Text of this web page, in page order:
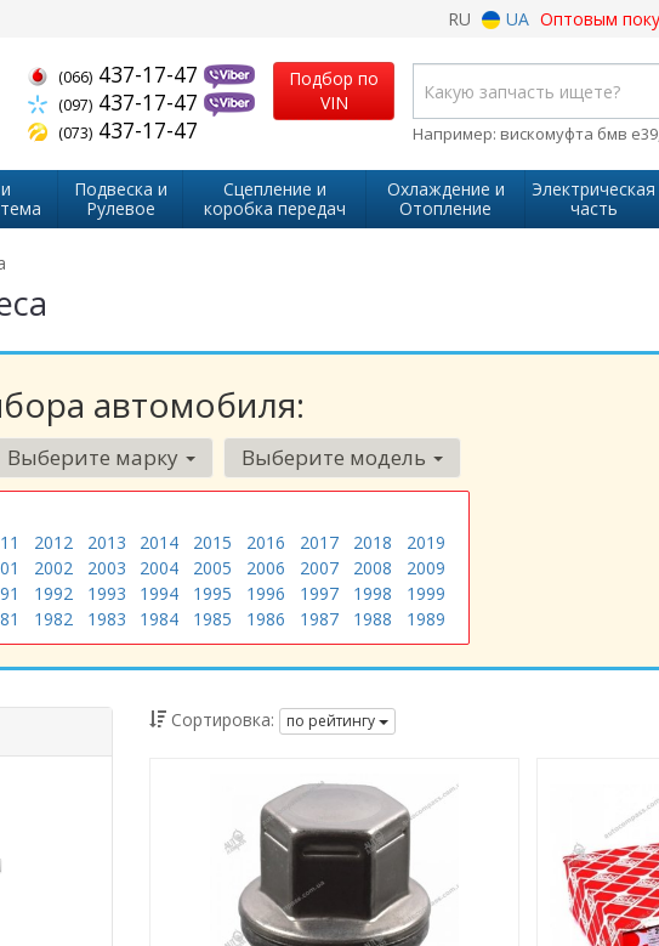
RU UA Оптовым
(066) 437-17-47
(097) 437-17-47
(073) 437-17-47
Подбор по
VIN
Например: вискомуфта бмв е39,
Подвеска и
Рулевое
Сцепление и
коробка передач
Охлаждение и
Отопление
Электрическая
часть
автомобиля:
2012 2013 2014 2015 2016 2017 2018
2019
2002 2003 2004 2005 2006 2007 2008
2009
1992 1993 1994 1995 1996 1997 1998
1999
1982 1983 1984 1985 1986 1987 1988 1989
Выберите марку Выберите модель
Сортировка: по рейтингу